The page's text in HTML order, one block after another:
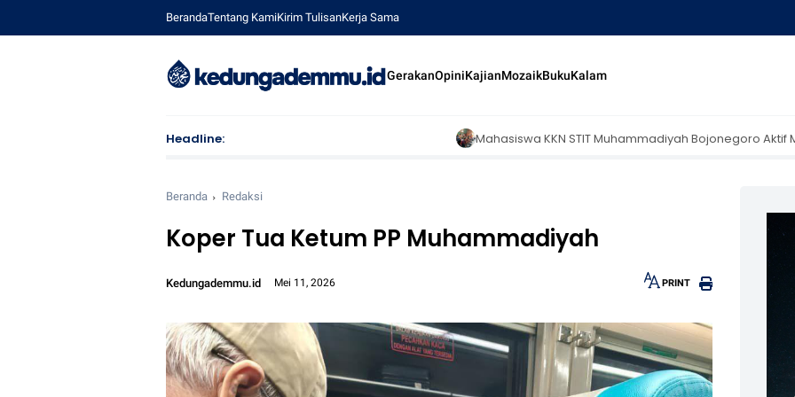
BerandaTentang KamiKirim TulisanKerja Sama
GerakanOpiniKajianMozaikBukuKalam
Headline: Mahasiswa KKN STIT Muhammadiyah Bojonegoro Aktif Mengajar di Madrasah
Beranda Redaksi
Koper Tua Ketum PP Muhammadiyah
Kedungademmu.id Mei 11, 2026
Font size:
PRINT